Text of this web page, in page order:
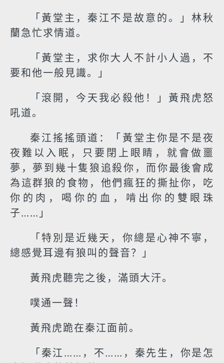
「黃堂主，秦江不是故意的。」林秋
蘭急忙求情道。
「黃堂主，求你大人不計小人過，不
要和他一般見識。」
「滾開，今天我必殺他！」黃飛虎怒
吼道。
秦江搖搖頭道：「黃堂主你是不是夜
夜難以入眠，只要閉上眼睛，就會做噩
夢，夢到幾十隻狼追殺你，而你最後會成
為這群狼的食物，他們瘋狂的撕扯你，吃
你的肉，喝你的血，啃出你的雙眼珠
子……」
「特別是近幾天，你總是心神不寧，
總感覺耳邊有狼叫的聲音？」
黃飛虎聽完之後，滿頭大汗。
噗通一聲！
黃飛虎跪在秦江面前。
「秦江……，不……，秦先生，你是怎